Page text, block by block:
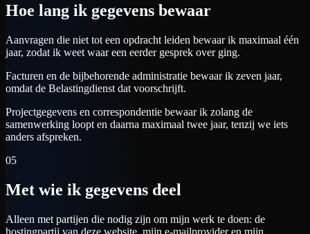
Hoe lang ik gegevens bewaar
Aanvragen die niet tot een opdracht leiden bewaar ik maximaal één
jaar, zodat ik weet waar een eerder gesprek over ging.
Facturen en de bijbehorende administratie bewaar ik zeven jaar,
omdat de Belastingdienst dat voorschrijft.
Projectgegevens en correspondentie bewaar ik zolang de
samenwerking loopt en daarna maximaal twee jaar, tenzij we iets
anders afspreken.
05
Met wie ik gegevens deel
Alleen met partijen die nodig zijn om mijn werk te doen: de
hostingpartij van deze website, mijn e-mailprovider en mijn